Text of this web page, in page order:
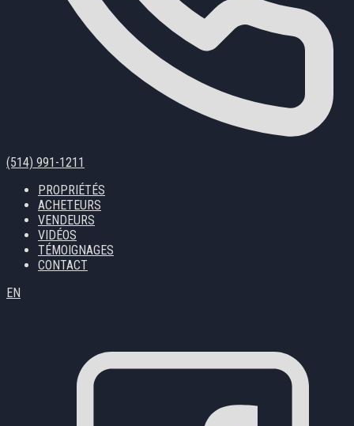
(514) 991-1211
PROPRIÉTÉS
ACHETEURS
VENDEURS
VIDÉOS
TÉMOIGNAGES
CONTACT
EN